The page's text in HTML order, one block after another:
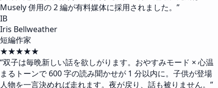
Musely 併用の 2 編が有料媒体に採用されました。 ”
IB
Iris Bellweather
短編作家
★★★★★
“双子は毎晩新しい話を欲しがります。おやすみモード × 心温
まるトーンで 600 字の読み聞かせが 1 分以内に。子供が登場
人物を一言決めれば走れます。夜が戻り、話も被りません。 ”